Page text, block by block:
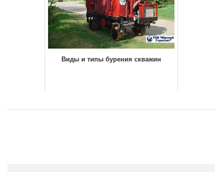
Виды и типы бурения скважин